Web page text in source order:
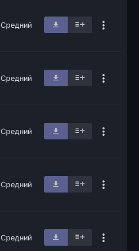
Средний
Средний
Средний
Средний
Средний